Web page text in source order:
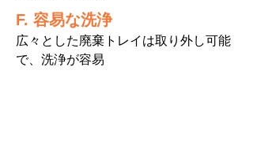
F. ​容易な洗浄
広々とした廃棄トレイは取り外し可能
で、洗浄が容易